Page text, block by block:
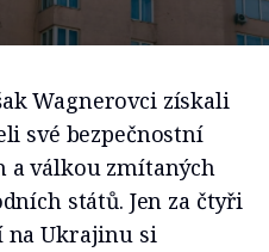
Wagnerovci získali
své bezpečnostní
a válkou zmítaných
států. Jen za čtyři
na Ukrajinu si